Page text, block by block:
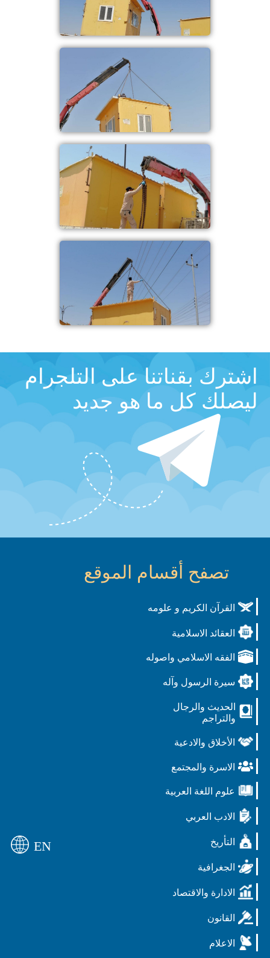
اشترك بقناتنا على التلجرام
ليصلك كل ما هو جديد
تصفح أقسام الموقع
القرآن الكريم و علومه
العقائد الاسلامية
الفقه الاسلامي واصوله
سيرة الرسول وآله
الحديث والرجال
والتراجم
الأخلاق والادعية
الاسرة والمجتمع
علوم اللغة العربية
الادب العربي
التأريخ
الجغرافية
الادارة والاقتصاد
القانون
الاعلام
EN